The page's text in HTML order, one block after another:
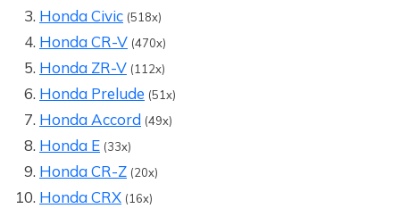
Honda Civic (518x)
Honda CR-V (470x)
Honda ZR-V (112x)
Honda Prelude (51x)
Honda Accord (49x)
Honda E (33x)
Honda CR-Z (20x)
Honda CRX (16x)